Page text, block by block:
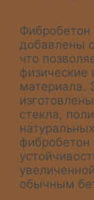
добавлены
что
физические
материала.
стекла,
фибробетон
обычным